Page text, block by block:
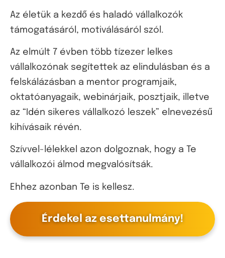
Az életük a kezdő és haladó vállalkozók
támogatásáról, motiválásáról szól.
Az elmúlt 7 évben több tízezer lelkes
vállalkozónak segítettek az elindulásban és a
felskálázásban a mentor programjaik,
oktatóanyagaik, webinárjaik, posztjaik, illetve
az “Idén sikeres vállalkozó leszek” elnevezésű
kihívásaik révén.
Szívvel-lélekkel azon dolgoznak, hogy a Te
vállalkozói álmod megvalósítsák.
Ehhez azonban Te is kellesz.
Érdekel az esettanulmány!